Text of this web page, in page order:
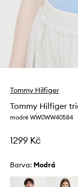
Tommy Hilfiger
Tommy Hilfiger
modré WW0WW40584
1299 Kč
Barva: modrá